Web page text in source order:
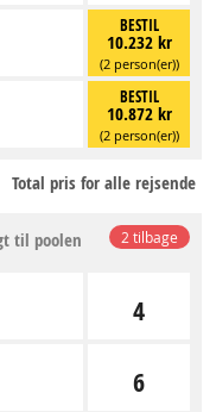
BESTIL
10.232 kr
(2 person(er))
BESTIL
10.872 kr
(2 person(er))
Total pris for alle rejsende
2 tilbage
til poolen
4
6